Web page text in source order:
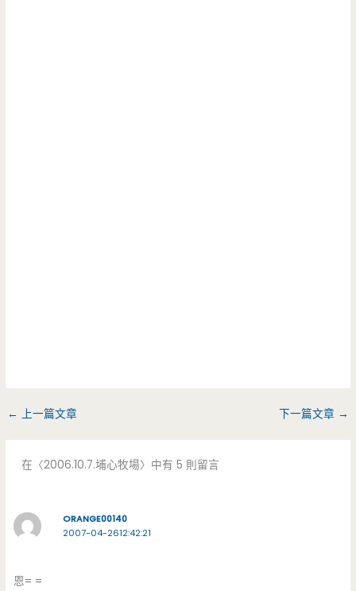
← 上一篇文章 下一篇文章 →
在〈2006.10.7.埔心牧場〉中有 5 則留言
ORANGE00140
2007-04-2612:42:21
恩= =